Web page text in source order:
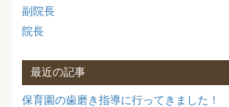
副院長
院長
最近の記事
保育園の歯磨き指導に行ってきました！